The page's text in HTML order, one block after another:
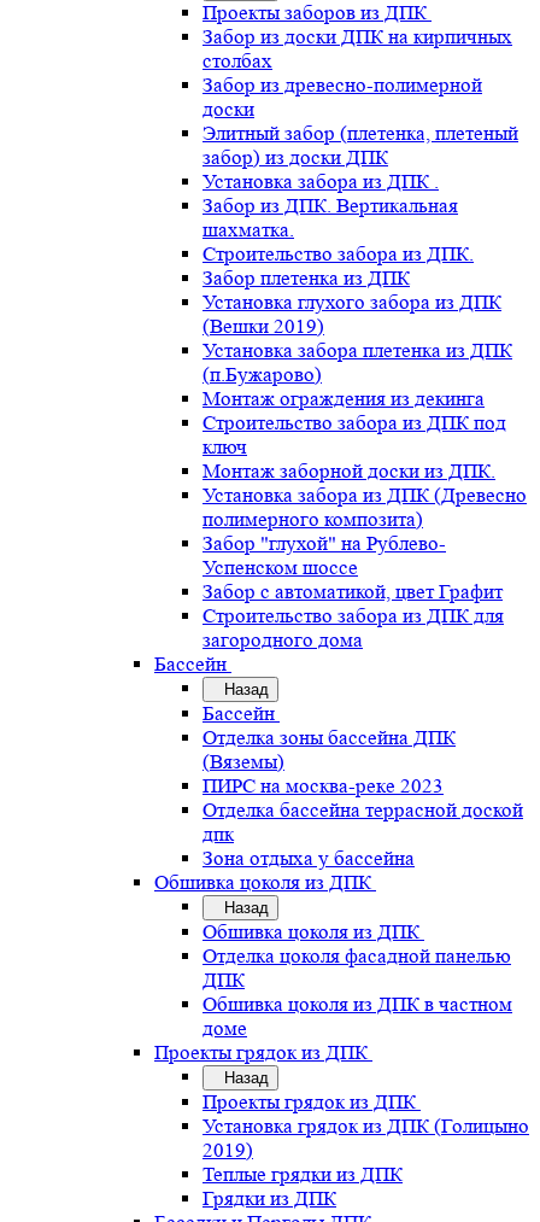
Проекты заборов из ДПК
Забор из доски ДПК на кирпичных
столбах
Забор из древесно-полимерной
доски
Элитный забор (плетенка, плетеный
забор) из доски ДПК
Установка забора из ДПК .
Забор из ДПК. Вертикальная
шахматка.
Строительство забора из ДПК.
Забор плетенка из ДПК
Установка глухого забора из ДПК
(Вешки 2019)
Установка забора плетенка из ДПК
(п.Бужарово)
Монтаж ограждения из декинга
Строительство забора из ДПК под
ключ
Монтаж заборной доски из ДПК.
Установка забора из ДПК (Древесно
полимерного композита)
Забор "глухой" на Рублево-
Успенском шоссе
Забор с автоматикой, цвет Графит
Строительство забора из ДПК для
загородного дома
Бассейн
Назад
Бассейн
Отделка зоны бассейна ДПК
(Вяземы)
ПИРС на москва-реке 2023
Отделка бассейна террасной доской
дпк
Зона отдыха у бассейна
Обшивка цоколя из ДПК
Назад
Обшивка цоколя из ДПК
Отделка цоколя фасадной панелью
ДПК
Обшивка цоколя из ДПК в частном
доме
Проекты грядок из ДПК
Назад
Проекты грядок из ДПК
Установка грядок из ДПК (Голицыно
2019)
Теплые грядки из ДПК
Грядки из ДПК